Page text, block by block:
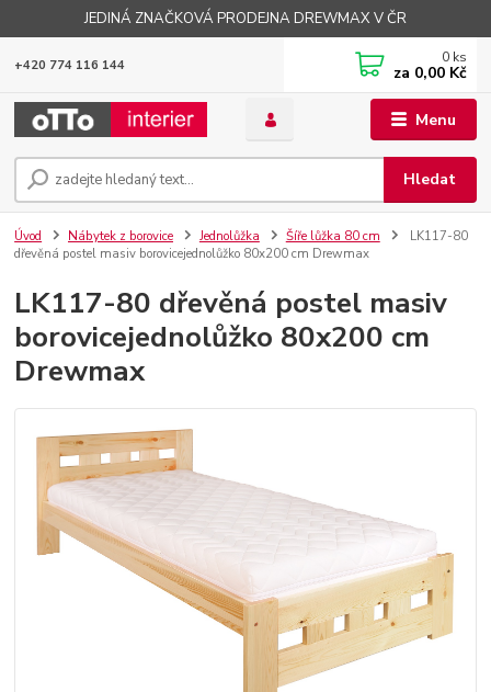
JEDINÁ ZNAČKOVÁ PRODEJNA DREWMAX V ČR
Menu
Hledat
+420 774 116 144 0 ks
za 0,00 Kč
Úvod Nábytek z borovice Jednolůžka Šíře lůžka 80 cm
LK117-80
dřevěná postel masiv borovicejednolůžko 80x200 cm Drewmax
LK117-80 dřevěná postel masiv
borovicejednolůžko 80x200 cm
Drewmax